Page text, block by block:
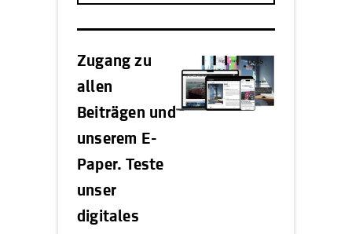
Zugang zu
allen
Beiträgen und
unserem E-
Paper. Teste
unser
digitales